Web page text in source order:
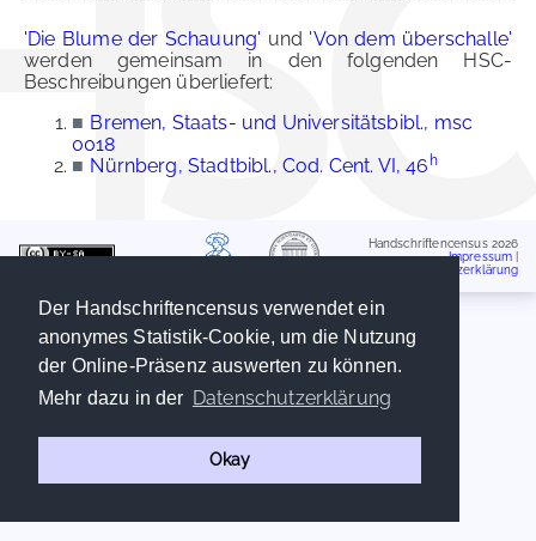
Der Handschriftencensus verwendet ein
anonymes Statistik-Cookie, um die Nutzung
der Online-Präsenz auswerten zu können.
Mehr dazu in der Datenschutzerklärung
Okay
'Die Blume der Schauung' und 'Von dem überschalle'
werden gemeinsam in den folgenden HSC-
Beschreibungen überliefert:
■ Bremen, Staats- und Universitätsbibl., msc
0018
■ Nürnberg, Stadtbibl., Cod. Cent. VI, 46 h
Handschriftencensus 2026
Impressum
Datenschutzerklärung